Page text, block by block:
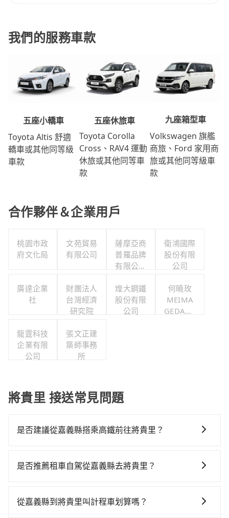
我們的服務車款
五座小轎車
Toyota Altis 舒適
轎車或其他同等級
車款
五座休旅車
Toyota Corolla
Cross、RAV4 運動
休旅或其他同等車
款
九座箱型車
Volkswagen 旗艦
商旅、Ford 家用商
旅或其他同等級車
款
合作夥伴＆企業用戶
桃園市政
府文化局
文苑貿易
有限公司
薩摩亞商
普羅品牌
有限公司
司
衛鴻國際
股份有限
公司
廣達企業
社
財團法人
台灣經濟
研究院
煌大鋼鐵
股份有限
公司
何曉玫
MEIMA
GEDANC
龍霆科技
企業有限
公司
張文正建
築師事務
所
將貴里 接送常見問題
是否建議從嘉義縣搭乘高鐵前往將貴里？
時、轉車麻煩，且難叫計程車前往高鐵站！嘉義-台南雖
嘉義縣太保市步行或搭乘公車前往嘉義高鐵站，接著在
是否推薦租車自駕從嘉義縣去將貴里？
對的時間彈性，最重要的是你當天就要來回，那在嘉義
從嘉義縣到將貴里叫計程車划算嗎？